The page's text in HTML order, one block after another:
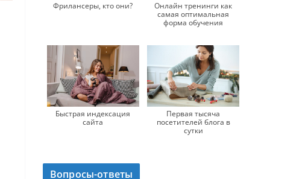
Фрилансеры, кто они?
Онлайн тренинги как
самая оптимальная
форма обучения
Быстрая индексация
сайта
Первая тысяча
посетителей блога в
сутки
Вопросы-ответы